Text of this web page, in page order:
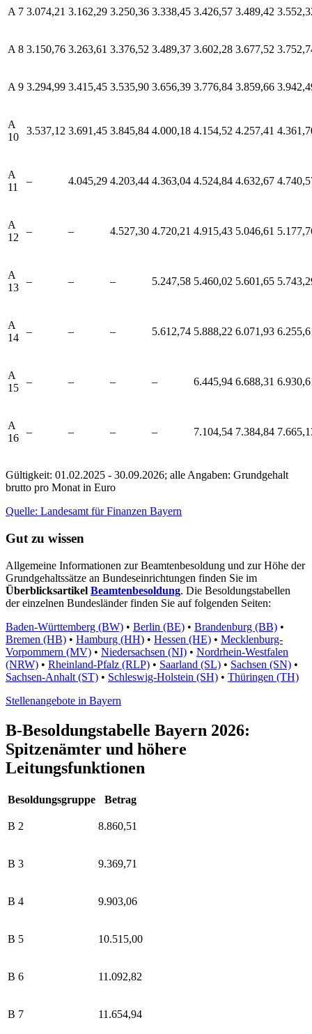
A 7 3.074,21 3.162,29 3.250,36 3.338,45 3.426,57 3.489,42
A 8 3.150,76 3.263,61 3.376,52 3.489,37 3.602,28 3.677,52
A 9 3.294,99 3.415,45 3.535,90 3.656,39 3.776,84 3.859,66
A
10
3.537,12 3.691,45 3.845,84 4.000,18 4.154,52 4.257,41
A
11
– 4.045,29 4.203,44 4.363,04 4.524,84 4.632,67
A
12
– – 4.527,30 4.720,21 4.915,43 5.046,61
A
13
– – – 5.247,58 5.460,02 5.601,65
A
14
– – – 5.612,74 5.888,22 6.071,93
A
15
– – – – 6.445,94 6.688,31
A
16
– – – – 7.104,54 7.384,84
Gültigkeit: 01.02.2025 - 30.09.2026; alle Angaben: Grundgehalt
brutto pro Monat in Euro
Quelle: Landesamt für Finanzen Bayern
Gut zu wissen
Allgemeine Informationen zur Beamtenbesoldung und zur Höhe der
Grundgehaltssätze an Bundeseinrichtungen finden Sie im
Überblicksartikel Beamtenbesoldung. Die Besoldungstabellen
der einzelnen Bundesländer finden Sie auf folgenden Seiten:
Baden-Württemberg (BW) • Berlin (BE) • Brandenburg (BB) •
Bremen (HB) • Hamburg (HH) • Hessen (HE) • Mecklenburg-
Vorpommern (MV) • Niedersachsen (NI) • Nordrhein-Westfalen
(NRW) • Rheinland-Pfalz (RLP) • Saarland (SL) • Sachsen (SN) •
Sachsen-Anhalt (ST) • Schleswig-Holstein (SH) • Thüringen (TH)
Stellenangebote in Bayern
B-Besoldungstabelle Bayern 2026:
Spitzenämter und höhere
Leitungsfunktionen
Besoldungsgruppe Betrag
B 2 8.860,51
B 3 9.369,71
B 4 9.903,06
B 5 10.515,00
B 6 11.092,82
B 7 11.654,94